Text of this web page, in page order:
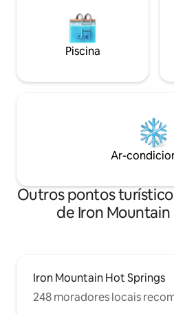
Piscina
Ar-
Outros pontos
de Iron
Iron Mountain Hot Springs
248 moradores locais